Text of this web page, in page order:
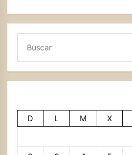
D L M X